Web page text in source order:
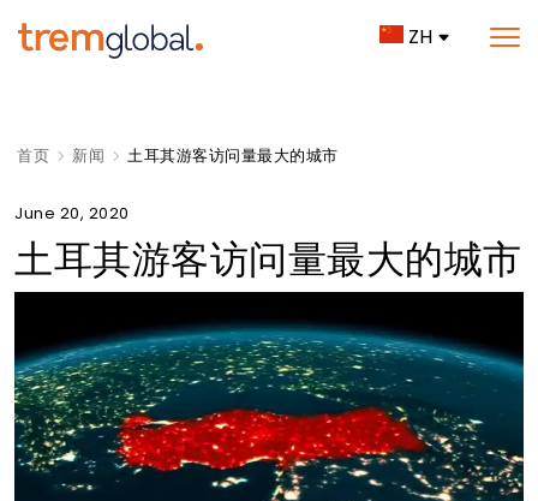
ZH
首页 新闻 土耳其游客访问量最大的城市
June 20, 2020
土耳其游客访问量最大的城市